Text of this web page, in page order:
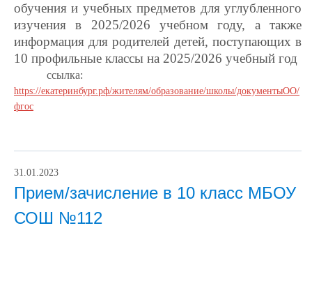
обучения и учебных предметов для углубленного
изучения в 2025/2026 учебном году, а также
информация для родителей детей, поступающих в
10 профильные классы на 2025/2026 учебный год
ссылка:
https://екатеринбург.рф/жителям/образование/школы/документыОО/
фгос
31.01.2023
Прием/зачисление в 10 класс МБОУ
СОШ №112